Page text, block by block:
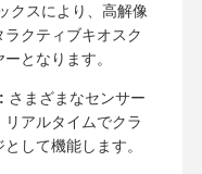
クスにより、高解像
クティブキオスク
となります。
さまざまなセンサー
アルタイムでクラ
して機能します。